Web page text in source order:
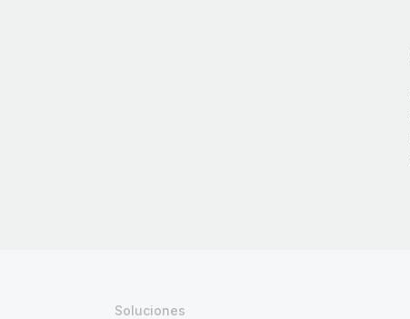
Soluciones